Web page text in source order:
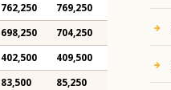
762,250 769,250
698,250 704,250
402,500 409,500
83,500 85,250